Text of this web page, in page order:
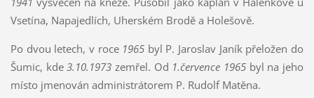
Vsetína, Napajedlích, Uherském Brodě a Holešově.
Po dvou letech, v roce 1965 byl P. Jaroslav Janík přeložen do
Šumic, kde3.10.1973 zemřel. Od 1.července 1965 byl na jeho
místo jmenován administrátorem P. Rudolf Matěna.